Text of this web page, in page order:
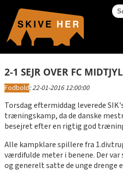
2-1 SEJR OVER FC
Fodbold:22-01-2016 12:00:00
Torsdag eftermiddag leverede
træningskamp, da de danske
besejret efter en rigtig god
Alle kampklare spillere fra
værdifulde meter i benene. Der
og generelt satte de unge drenge